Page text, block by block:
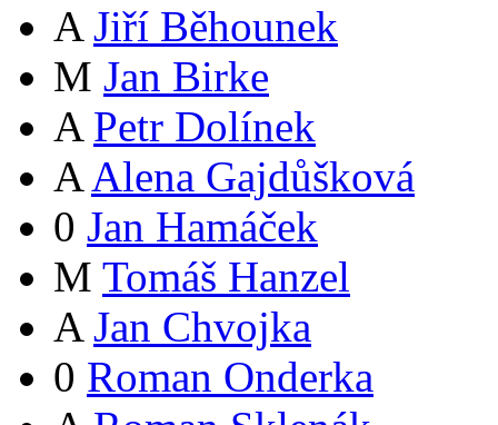
A Jiří Běhounek
M Jan Birke
A Petr Dolínek
A Alena Gajdůšková
0 Jan Hamáček
M Tomáš Hanzel
A Jan Chvojka
0 Roman Onderka